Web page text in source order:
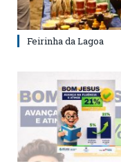
Feirinha da Lagoa